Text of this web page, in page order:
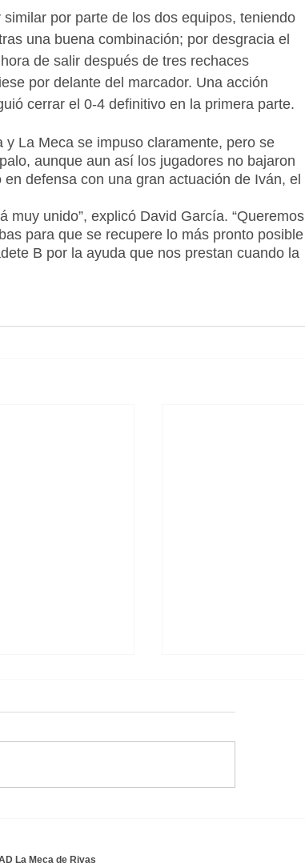
por parte de los dos equipos, teniendo
una buena combinación; por desgracia el
de salir después de tres rechaces
por delante del marcador. Una acción
cerrar el 0-4 definitivo en la primera parte.
La Meca se impuso claramente, pero se
aunque aun así los jugadores no bajaron
defensa con una gran actuación de Iván, el
muy unido”, explicó David García. “Queremos
para que se recupere lo más pronto posible
B por la ayuda que nos prestan cuando la
La Meca de Rivas